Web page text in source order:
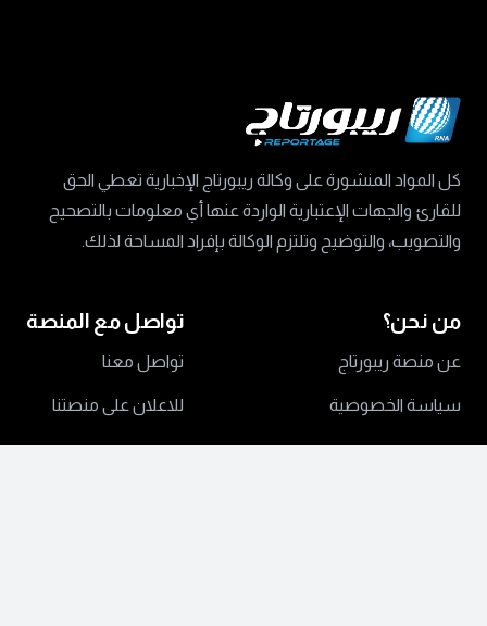
كل المواد المنشورة على وكالة ريبورتاج الإخبارية تعطي الحق
للقارئ والجهات الإعتبارية الواردة عنها أي معلومات بالتصحيح
والتصويب، والتوضيح وتلتزم الوكالة بإفراد المساحة لذلك.
من نحن؟
عن منصة ريبورتاج
سياسة الخصوصية
تواصل مع المنصة
تواصل معنا
للاعلان على منصتنا